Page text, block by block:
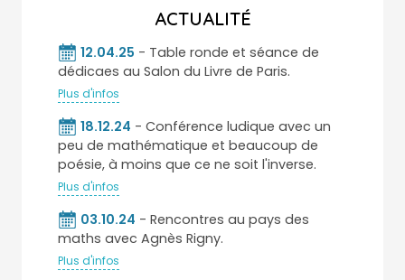
ACTUALITÉ
12.04.25 - Table ronde et séance de
dédicaes au Salon du Livre de Paris.
Plus d'infos
18.12.24 - Conférence ludique avec un
peu de mathématique et beaucoup de
poésie, à moins que ce ne soit l'inverse.
Plus d'infos
03.10.24 - Rencontres au pays des
maths avec Agnès Rigny.
Plus d'infos